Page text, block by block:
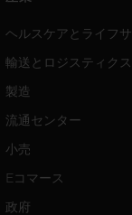
ヘルスケアとライフ
輸送とロジスティクス
製造
流通センター
小売
Eコマース
政府